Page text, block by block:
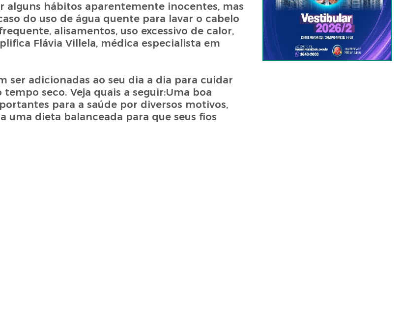
alguns hábitos aparentemente inocentes, mas
do uso de água quente para lavar o cabelo
alisamentos, uso excessivo de calor,
Flávia Villela, médica especialista em
ser adicionadas ao seu dia a dia para cuidar
seco. Veja quais a seguir:Uma boa
para a saúde por diversos motivos,
uma dieta balanceada para que seus fios